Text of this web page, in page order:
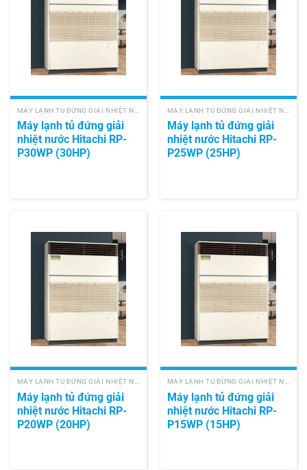
Máy lạnh tủ đứng giải
nhiệt nước Hitachi RP-
P30WP (30HP)
Máy lạnh tủ đứng giải
nhiệt nước Hitachi RP-
P25WP (25HP)
MÁY LẠNH TỦ ĐỨNG GIẢI NHIỆT NƯỚC HITACHI
Máy lạnh tủ đứng giải
nhiệt nước Hitachi RP-
P20WP (20HP)
MÁY LẠNH TỦ ĐỨNG GIẢI NHIỆT NƯỚC HITACHI
Máy lạnh tủ đứng giải
nhiệt nước Hitachi RP-
P15WP (15HP)